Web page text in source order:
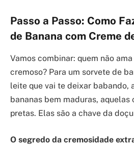
Passo a Passo: Como
de Banana com Creme
Vamos combinar: quem não
cremoso? Para um sorvete de
leite que vai te deixar babando,
bananas bem maduras, aquelas
pretas. Elas são a chave da
O segredo da cremosidade